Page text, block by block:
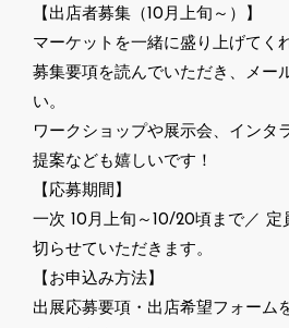
【出店者募集（10月上旬～）】
マーケットを一緒に盛り上げてく
募集要項を読んでいただき、メー
い。
ワークショップや展示会、インタ
提案なども嬉しいです！
【応募期間】
一次 10月上旬～10/20頃まで／ 定
切らせていただきます。
【お申込み方法】
出展応募要項・出店希望フォーム